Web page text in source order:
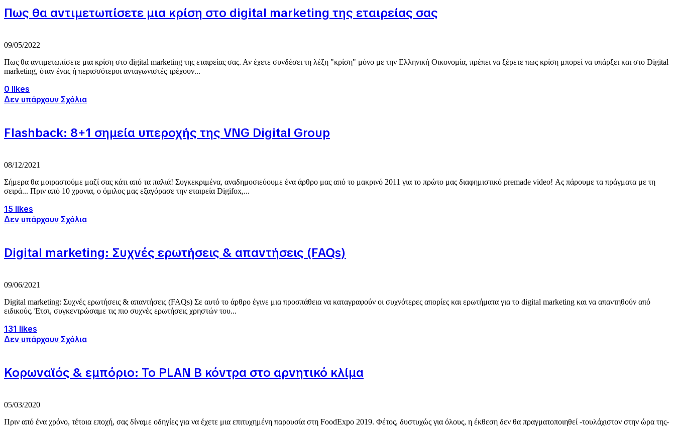
Πως θα αντιμετωπίσετε μια κρίση στο digital marketing της εταιρείας σας
09/05/2022
Πως θα αντιμετωπίσετε μια κρίση στο digital marketing της εταιρείας σας. Αν έχετε συνδέσει τη λέξη "κρίση" μόνο με την Ελληνική Οικονομία, πρέπει να ξέρετε πως κρίση μπορεί να υπάρξει και στο Digital
marketing, όταν ένας ή περισσότεροι ανταγωνιστές τρέχουν...
0 likes
Δεν υπάρχουν Σχόλια
Flashback: 8+1 σημεία υπεροχής της VNG Digital Group
08/12/2021
Σήμερα θα μοιραστούμε μαζί σας κάτι από τα παλιά! Συγκεκριμένα, αναδημοσιεύουμε ένα άρθρο μας από το μακρινό 2011 για το πρώτο μας διαφημιστικό premade video! Ας πάρουμε τα πράγματα με τη
σειρά... Πριν από 10 χρονια, ο όμιλος μας εξαγόρασε την εταιρεία Digifox,...
15 likes
Δεν υπάρχουν Σχόλια
Digital marketing: Συχνές ερωτήσεις & απαντήσεις (FAQs)
09/06/2021
Digital marketing: Συχνές ερωτήσεις & απαντήσεις (FAQs) Σε αυτό το άρθρο έγινε μια προσπάθεια να καταγραφούν οι συχνότερες απορίες και ερωτήματα για το digital marketing και να απαντηθούν από
ειδικούς. Έτσι, συγκεντρώσαμε τις πιο συχνές ερωτήσεις χρηστών του...
131 likes
Δεν υπάρχουν Σχόλια
Κορωναϊός & εμπόριο: Το PLAN B κόντρα στο αρνητικό κλίμα
05/03/2020
Πριν από ένα χρόνο, τέτοια εποχή, σας δίναμε οδηγίες για να έχετε μια επιτυχημένη παρουσία στη FoodExpo 2019. Φέτος, δυστυχώς για όλους, η έκθεση δεν θα πραγματοποιηθεί -τουλάχιστον στην ώρα της-